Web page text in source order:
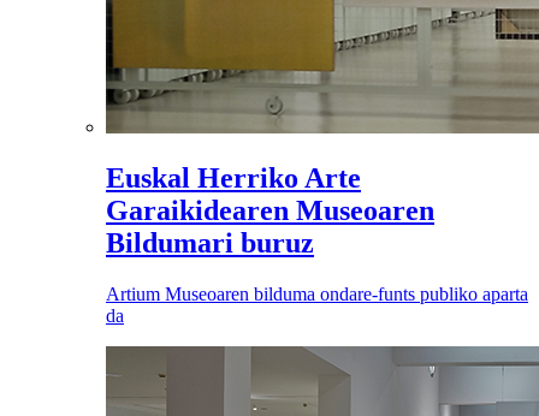
Euskal Herriko Arte
Garaikidearen Museoaren
Bildumari buruz
Artium Museoaren bilduma ondare-funts publiko aparta
da